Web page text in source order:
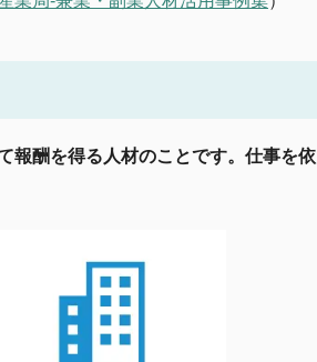
報酬を得る人材のことです。仕事を依